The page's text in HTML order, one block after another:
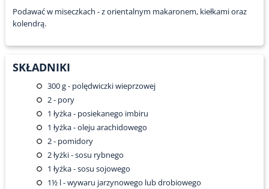
Podawać w miseczkach - z orientalnym makaronem, kiełkami oraz
kolendrą.
SKŁADNIKI
300g - polędwiczki wieprzowej
2- pory
1 łyżka - posiekanego imbiru
1 łyżka - oleju arachidowego
2- pomidory
2łyżki - sosu rybnego
1 łyżka - sosu sojowego
1½l - wywaru jarzynowego lub drobiowego